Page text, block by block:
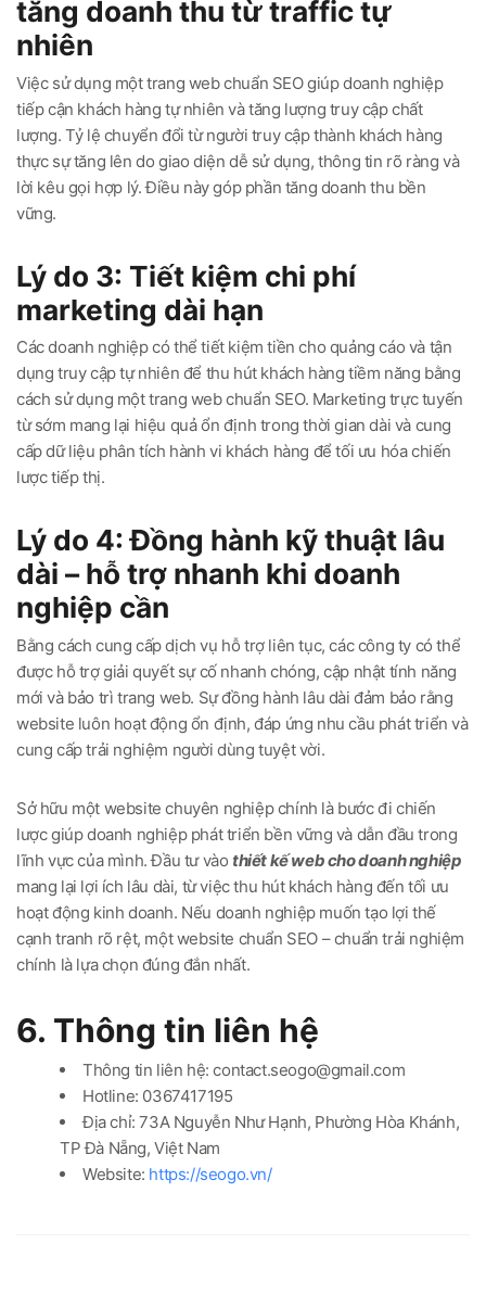
tăng doanh thu từ traffic tự
nhiên
Việc sử dụng một trang web chuẩn SEO giúp doanh nghiệp
tiếp cận khách hàng tự nhiên và tăng lượng truy cập chất
lượng. Tỷ lệ chuyển đổi từ người truy cập thành khách hàng
thực sự tăng lên do giao diện dễ sử dụng, thông tin rõ ràng và
lời kêu gọi hợp lý. Điều này góp phần tăng doanh thu bền
vững.
Lý do 3: Tiết kiệm chi phí
marketing dài hạn
Các doanh nghiệp có thể tiết kiệm tiền cho quảng cáo và tận
dụng truy cập tự nhiên để thu hút khách hàng tiềm năng bằng
cách sử dụng một trang web chuẩn SEO. Marketing trực tuyến
từ sớm mang lại hiệu quả ổn định trong thời gian dài và cung
cấp dữ liệu phân tích hành vi khách hàng để tối ưu hóa chiến
lược tiếp thị.
Lý do 4: Đồng hành kỹ thuật lâu
dài – hỗ trợ nhanh khi doanh
nghiệp cần
Bằng cách cung cấp dịch vụ hỗ trợ liên tục, các công ty có thể
được hỗ trợ giải quyết sự cố nhanh chóng, cập nhật tính năng
mới và bảo trì trang web. Sự đồng hành lâu dài đảm bảo rằng
website luôn hoạt động ổn định, đáp ứng nhu cầu phát triển và
cung cấp trải nghiệm người dùng tuyệt vời.
Sở hữu một website chuyên nghiệp chính là bước đi chiến
lược giúp doanh nghiệp phát triển bền vững và dẫn đầu trong
lĩnh vực của mình. Đầu tư vào thiết kế web cho doanh nghiệp
mang lại lợi ích lâu dài, từ việc thu hút khách hàng đến tối ưu
hoạt động kinh doanh. Nếu doanh nghiệp muốn tạo lợi thế
cạnh tranh rõ rệt, một website chuẩn SEO – chuẩn trải nghiệm
chính là lựa chọn đúng đắn nhất.
6. Thông tin liên hệ
Thông tin liên hệ: contact.seogo@gmail.com
Hotline: 0367417195
Địa chỉ: 73A Nguyễn Như Hạnh, Phường Hòa Khánh,
TP Đà Nẵng, Việt Nam
Website: https://seogo.vn/